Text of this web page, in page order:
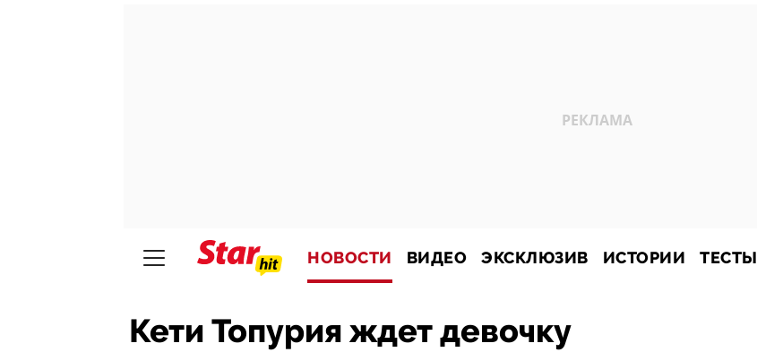
НОВОСТИ ВИДЕО ЭКСКЛЮЗИВ ИСТОРИИ ТЕСТЫ
Кети Топурия ждет девочку